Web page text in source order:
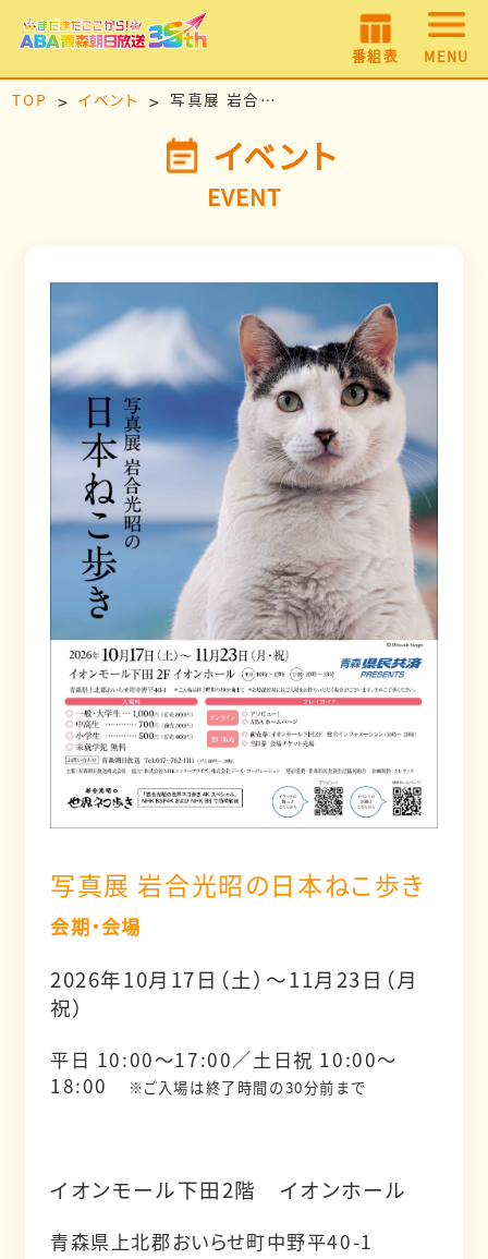
番組表 MENU
TOP イベント 写真展 岩合光昭の日本ねこ歩き
イベント
EVENT
写真展 岩合光昭の日本ねこ歩き
会期・会場
2026年10月17日（土）～11月23日（月
祝）
平日 10:00～17:00／土日祝 10:00～
18:00
※ご入場は終了時間の30分前まで
イオンモール下田2階 イオンホール
青森県上北郡おいらせ町中野平40-1